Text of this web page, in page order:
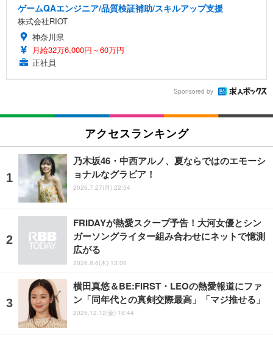
ゲームQAエンジニア/品質検証補助/スキルアップ支援
株式会社RIOT
神奈川県
月給32万6,000円～60万円
正社員
Sponsored by
アクセスランキング
乃木坂46・中西アルノ、夏ならではのエモーシ
ョナルなグラビア！
2026.7.27(月) 22:54
FRIDAYが熱愛スクープ予告！大河女優とシン
ガーソングライター組み合わせにネットで憶測
広がる
2026.8.6(木) 13:00
横田真悠＆BE:FIRST・LEOの熱愛報道にファ
ン「同年代との真剣交際最高」「マジ推せる」
2025.12.12(金) 18:44